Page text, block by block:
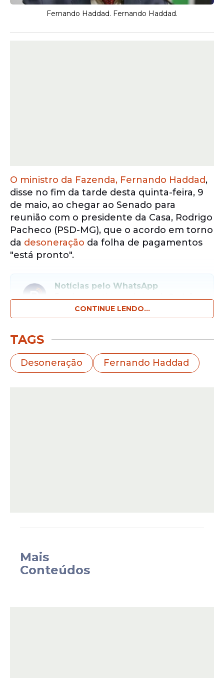
Fernando Haddad. Fernando Haddad.
O ministro da Fazenda, Fernando Haddad,
disse no fim da tarde desta quinta-feira, 9
de maio, ao chegar ao Senado para
reunião com o presidente da Casa, Rodrigo
Pacheco (PSD-MG), que o acordo em torno
da desoneração da folha de pagamentos
"está pronto".
Notícias pelo WhatsApp
de Prefeiturapelo nosso canal.
Segundo Haddad, os setores econômicos
beneficiados com adesoneração
Em entrevista ao Broadcast (sistema de
notícias em tempo real do Grupo Estado)
mais cedo, o ministro disse que o governo
CONTINUE LENDO...
TAGS
Desoneração Fernando Haddad
Mais
Conteúdos